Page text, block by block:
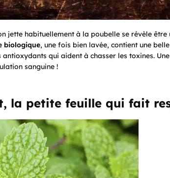
jette habituellement à la poubelle se révèle
biologique, une fois bien lavée, contient une
qui aident à chasser les toxines.
sanguine !
la petite feuille qui fait